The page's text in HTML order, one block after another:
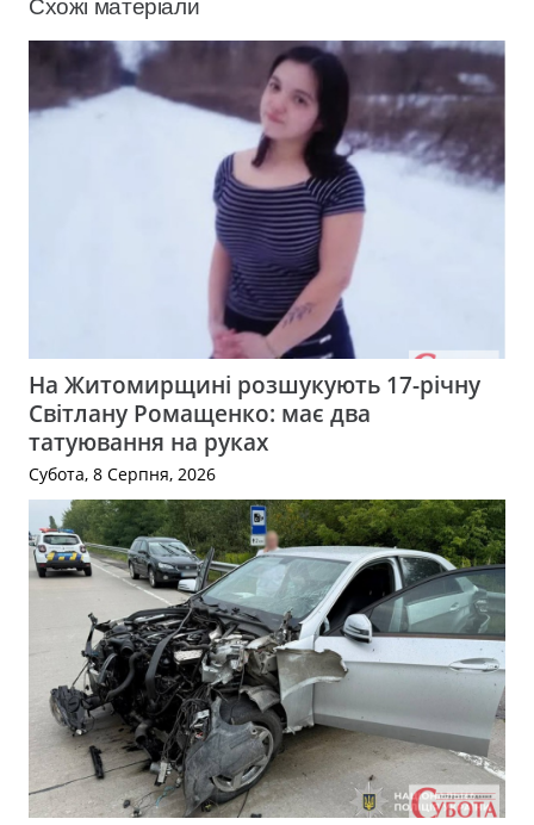
Схожі матеріали
На Житомирщині розшукують 17-річну
Світлану Ромащенко: має два
татуювання на руках
Субота, 8 Серпня, 2026